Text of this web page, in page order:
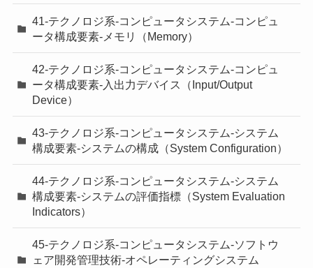
41-テクノロジ系-コンピュータシステム-コンピュ
ータ構成要素-メモリ（Memory）
42-テクノロジ系-コンピュータシステム-コンピュ
ータ構成要素-入出力デバイス（Input/Output
Device）
43-テクノロジ系-コンピュータシステム-システム
構成要素-システムの構成（System Configuration）
44-テクノロジ系-コンピュータシステム-システム
構成要素-システムの評価指標（System Evaluation
Indicators）
45-テクノロジ系-コンピュータシステム-ソフトウ
ェア開発管理技術-オペレーティングシステム